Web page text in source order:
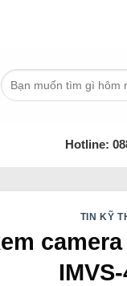
Tìm
kiếm:
Hotline:
TIN KỸ